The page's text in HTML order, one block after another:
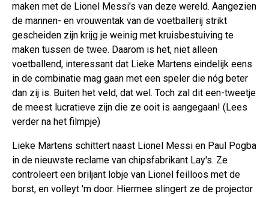
maken met de Lionel Messi's van deze wereld. Aangezien
de mannen- en vrouwentak van de voetballerij strikt
gescheiden zijn krijg je weinig met kruisbestuiving te
maken tussen de twee. Daarom is het, niet alleen
voetballend, interessant dat Lieke Martens eindelijk eens
in de combinatie mag gaan met een speler die nóg beter
dan zij is. Buiten het veld, dat wel. Toch zal dit een-tweetje
de meest lucratieve zijn die ze ooit is aangegaan! (Lees
verder na het filmpje)
Lieke Martens schittert naast Lionel Messi en Paul Pogba
in de nieuwste reclame van chipsfabrikant Lay's. Ze
controleert een briljant lobje van Lionel feilloos met de
borst, en volleyt 'm door. Hiermee slingert ze de projector